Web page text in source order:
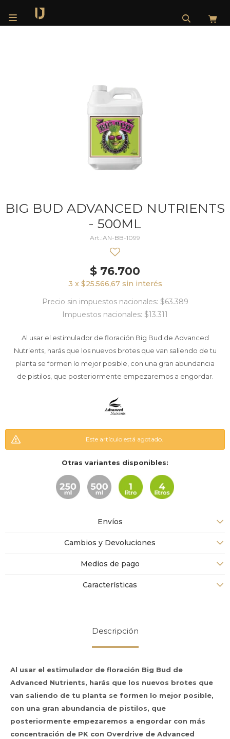

BIG BUD ADVANCED NUTRIENTS
- 500ML
AN-BB-1099
$ 76.700
3 x $25.566,67 sin interés
Precio sin impuestos nacionales: $63.389
Impuestos nacionales: $13.311
Al usar el estimulador de floración Big Bud de Advanced
Nutrients, harás que los nuevos brotes que van saliendo de tu
planta se formen lo mejor posible, con una gran abundancia
de pistilos, que posteriormente empezaremos a engordar.
Este artículo está agotado.
Otras variantes disponibles:
Envíos
Cambios y Devoluciones
Medios de pago
Características
Descripción
Al usar el estimulador de floración Big Bud de
Advanced Nutrients, harás que los nuevos brotes que
van saliendo de tu planta se formen lo mejor posible,
con una gran abundancia de pistilos, que
posteriormente empezaremos a engordar con más
concentración de PK con Overdrive de Advanced